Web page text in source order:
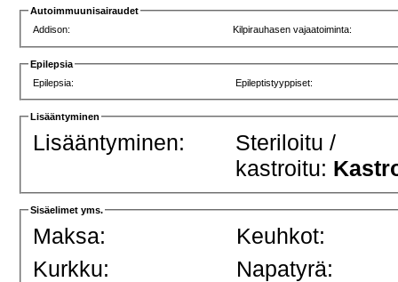
Autoimmuunisairaudet
Addison:
Kilpirauhasen vajaatoiminta:
Epilepsia
Epilepsia:
Epileptistyyppiset:
Lisääntyminen
Lisääntyminen:
Steriloitu /
kastroitu:
Sisäelimet yms.
Maksa:
Keuhkot:
Kurkku:
Napatyrä: